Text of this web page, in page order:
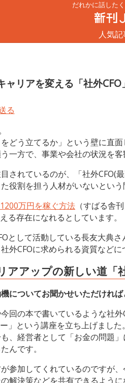
だれかに話した
人気
リアを変える「社外
どう立てるか」という壁に直面
一方で、事業や会社の状況を
されているのが、「社外CFO(
役割を担う人材がいないという
万円を稼ぐ方法 （すばる舎
る存在になれるとしています。
として活動している長友大典
外CFOに求められる資質などに
アアップの新しい道「
ついてお聞かせいただければ
回の本で書いているような社
」という講座を立ち上げまし
、経営者として「お金の問題
んです。
参加してくれているのですが
解決策などを共有できるよう